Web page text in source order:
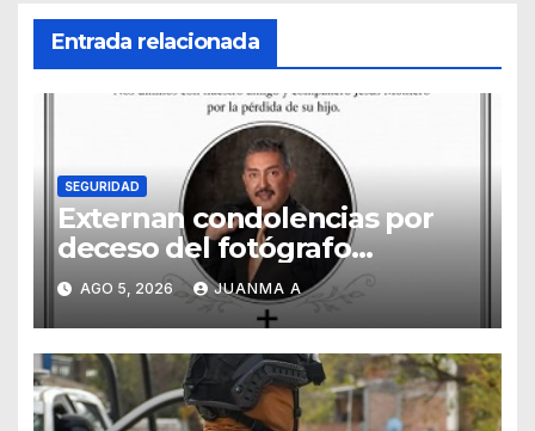
Entrada relacionada
SEGURIDAD
Externan condolencias por
deceso del fotógrafo
Emmanuel Montero
AGO 5, 2026 JUANMA A